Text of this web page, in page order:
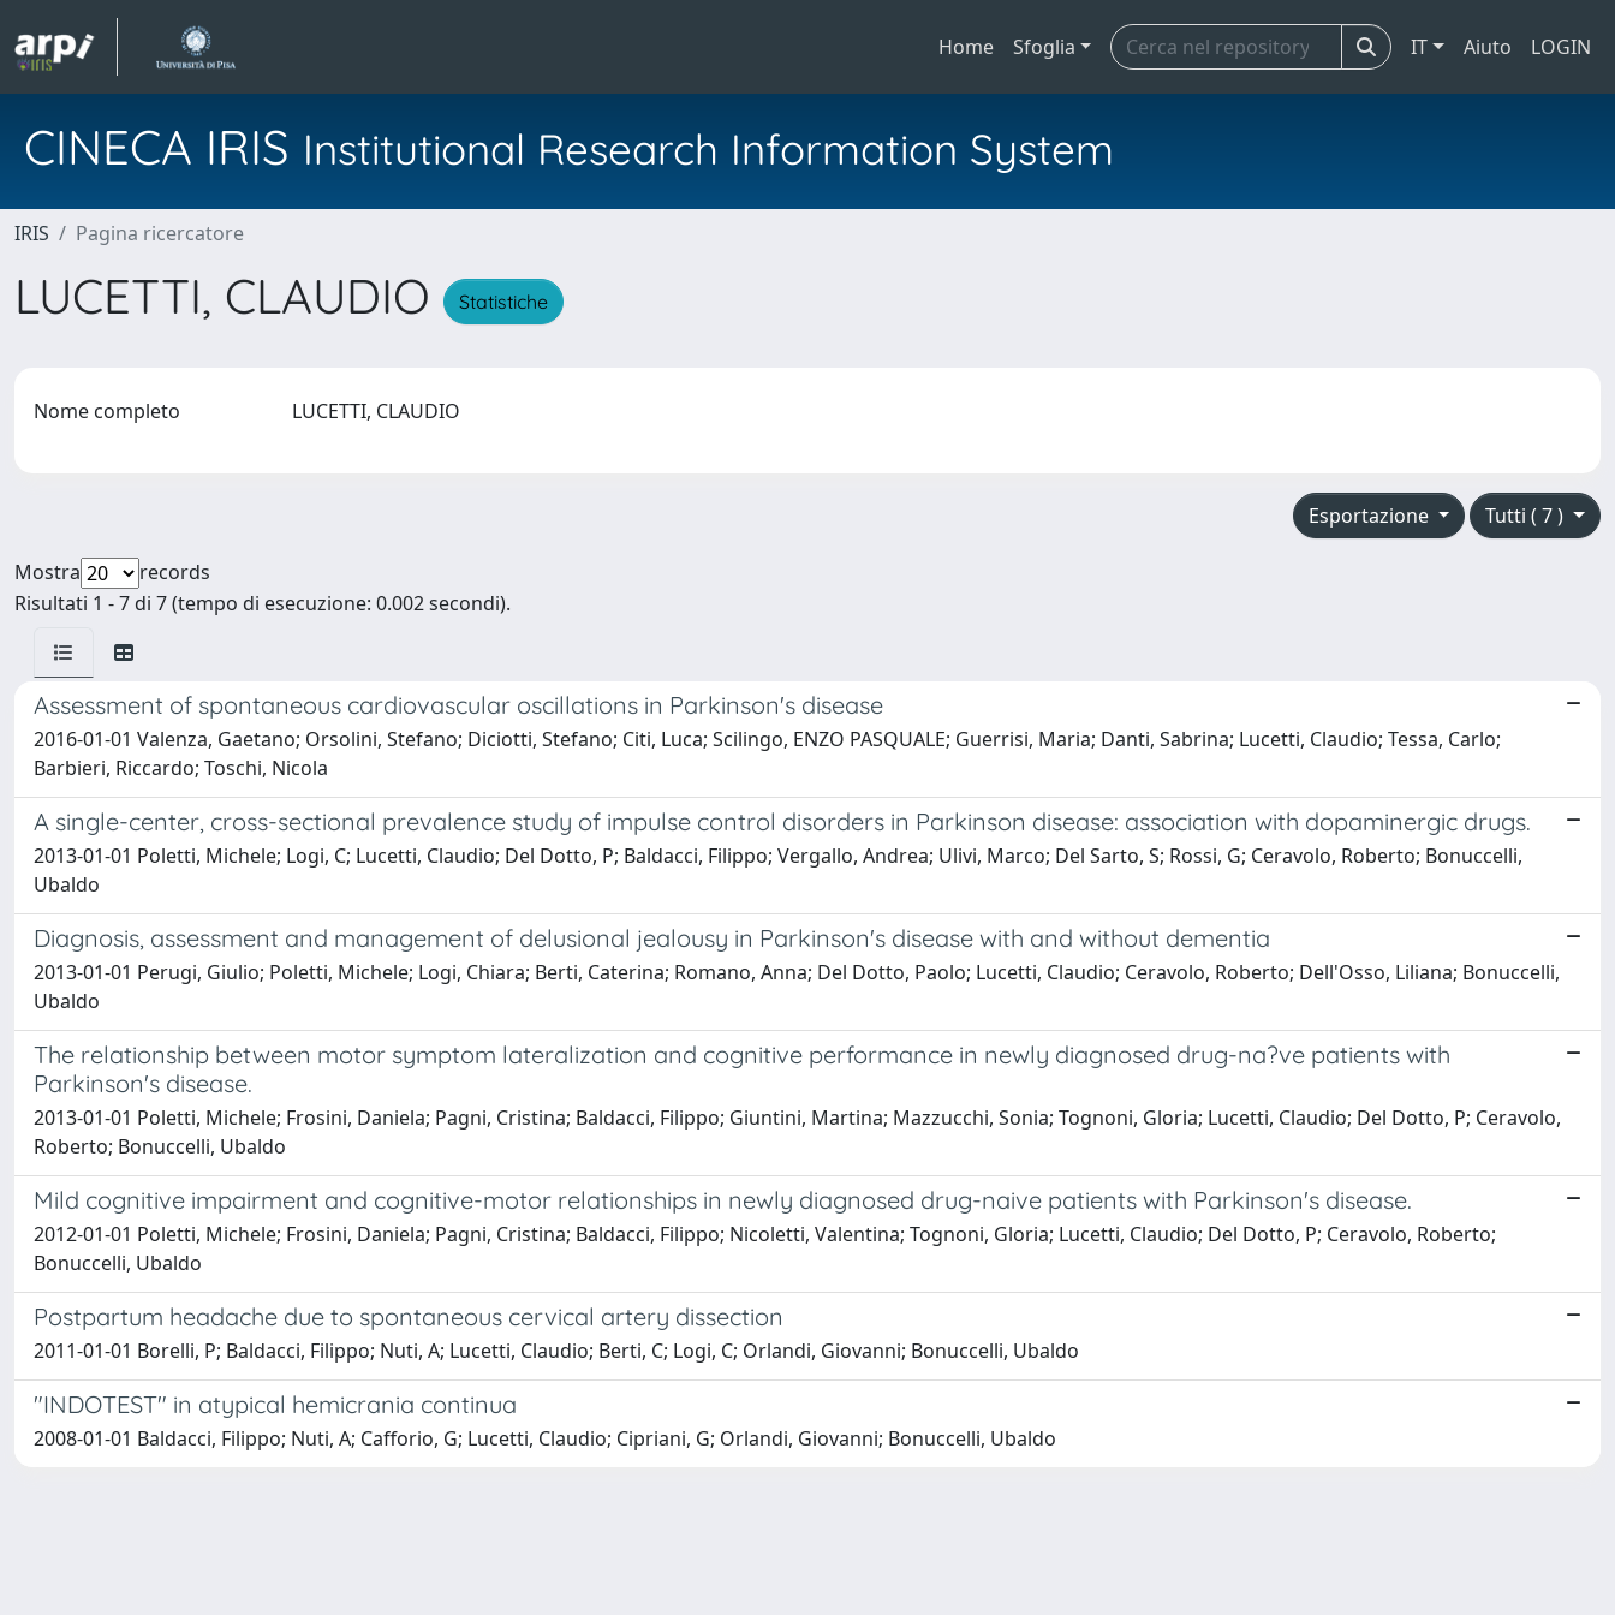
Home Sfoglia IT Aiuto LOGIN
CINECA IRIS Institutional Research Information System
IRIS Pagina ricercatore
LUCETTI, CLAUDIO Statistiche
Nome completo LUCETTI, CLAUDIO
Tutti ( 7 )
Esportazione
Mostra
records
Risultati 1 - 7 di 7 (tempo di esecuzione: 0.002 secondi).
Assessment of spontaneous cardiovascular oscillations in Parkinson's disease
2016-01-01 Valenza, Gaetano; Orsolini, Stefano; Diciotti, Stefano; Citi, Luca; Scilingo, ENZO PASQUALE; Guerrisi, Maria; Danti, Sabrina; Lucetti, Claudio; Tessa, Carlo;
Barbieri, Riccardo; Toschi, Nicola
A single-center, cross-sectional prevalence study of impulse control disorders in Parkinson disease: association with dopaminergic drugs.
2013-01-01 Poletti, Michele; Logi, C; Lucetti, Claudio; Del Dotto, P; Baldacci, Filippo; Vergallo, Andrea; Ulivi, Marco; Del Sarto, S; Rossi, G; Ceravolo, Roberto; Bonuccelli,
Ubaldo
Diagnosis, assessment and management of delusional jealousy in Parkinson's disease with and without dementia
2013-01-01 Perugi, Giulio; Poletti, Michele; Logi, Chiara; Berti, Caterina; Romano, Anna; Del Dotto, Paolo; Lucetti, Claudio; Ceravolo, Roberto; Dell'Osso, Liliana; Bonuccelli,
Ubaldo
The relationship between motor symptom lateralization and cognitive performance in newly diagnosed drug-na?ve patients with
Parkinson's disease.
2013-01-01 Poletti, Michele; Frosini, Daniela; Pagni, Cristina; Baldacci, Filippo; Giuntini, Martina; Mazzucchi, Sonia; Tognoni, Gloria; Lucetti, Claudio; Del Dotto, P; Ceravolo,
Roberto; Bonuccelli, Ubaldo
Mild cognitive impairment and cognitive-motor relationships in newly diagnosed drug-naive patients with Parkinson's disease.
2012-01-01 Poletti, Michele; Frosini, Daniela; Pagni, Cristina; Baldacci, Filippo; Nicoletti, Valentina; Tognoni, Gloria; Lucetti, Claudio; Del Dotto, P; Ceravolo, Roberto;
Bonuccelli, Ubaldo
Postpartum headache due to spontaneous cervical artery dissection
2011-01-01 Borelli, P; Baldacci, Filippo; Nuti, A; Lucetti, Claudio; Berti, C; Logi, C; Orlandi, Giovanni; Bonuccelli, Ubaldo
"INDOTEST" in atypical hemicrania continua
2008-01-01 Baldacci, Filippo; Nuti, A; Cafforio, G; Lucetti, Claudio; Cipriani, G; Orlandi, Giovanni; Bonuccelli, Ubaldo